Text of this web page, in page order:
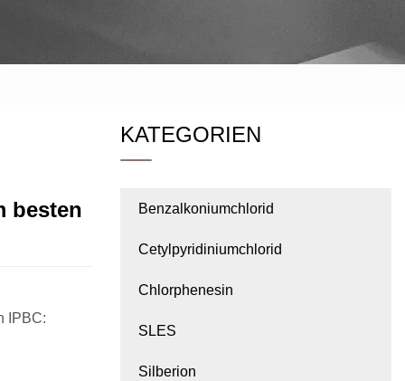
besten
IPBC:
KATEGORIEN
Benzalkoniumchlorid
Cetylpyridiniumchlorid
Chlorphenesin
SLES
Silberion